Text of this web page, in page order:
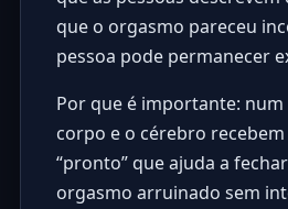
que o orgasmo pareceu
pessoa pode permanecer
Por que é importante:
corpo e o cérebro
“pronto” que ajuda a
orgasmo arruinado sem